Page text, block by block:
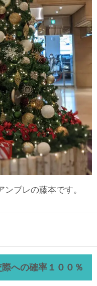
ブレの藤本です。
への確率１００％